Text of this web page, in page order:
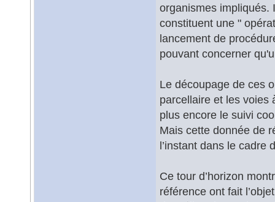
organismes impliqués.
constituent une "
lancement de
pouvant concerner
Le découpage de ces
parcellaire et les voies
plus encore le suivi
Mais cette donnée de
l’instant dans le cadre
Ce tour d’horizon
référence ont fait